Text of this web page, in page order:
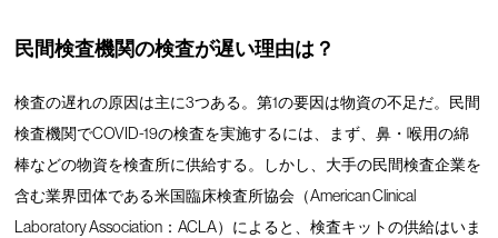
民間検査機関の検査が遅い理由は？
検査の遅れの原因は主に3つある。第1の要因は物資の不足だ。民間
検査機関でCOVID-19の検査を実施するには、まず、鼻・喉用の綿
棒などの物資を検査所に供給する。しかし、大手の民間検査企業を
含む業界団体である米国臨床検査所協会（American Clinical
Laboratory Association：ACLA）によると、検査キットの供給はいま